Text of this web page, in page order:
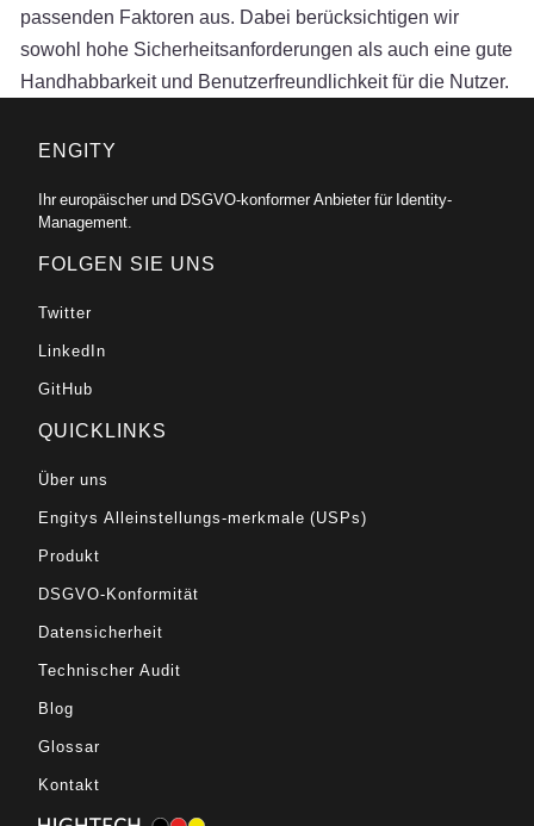
passenden Faktoren aus. Dabei berücksichtigen wir
sowohl hohe Sicherheitsanforderungen als auch eine gute
Handhabbarkeit und Benutzerfreundlichkeit für die Nutzer.
ENGITY
Ihr europäischer und DSGVO-konformer Anbieter für Identity-
Management.
FOLGEN SIE UNS
Twitter
LinkedIn
GitHub
QUICKLINKS
Über uns
Engitys Alleinstellungs-merkmale (USPs)
Produkt
DSGVO-Konformität
Datensicherheit
Technischer Audit
Blog
Glossar
Kontakt